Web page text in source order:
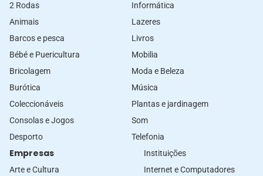
2 Rodas
Animais
Barcos e pesca
Bébé e Puericultura
Bricolagem
Burótica
Coleccionáveis
Consolas e Jogos
Desporto
Informática
Lazeres
Livros
Mobilia
Moda e Beleza
Música
Plantas e jardinagem
Som
Telefonia
Empresas
Arte e Cultura
Instituições
Internet e Computadores